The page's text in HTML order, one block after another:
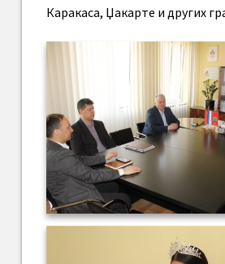
Каракаса, Џакарте и других